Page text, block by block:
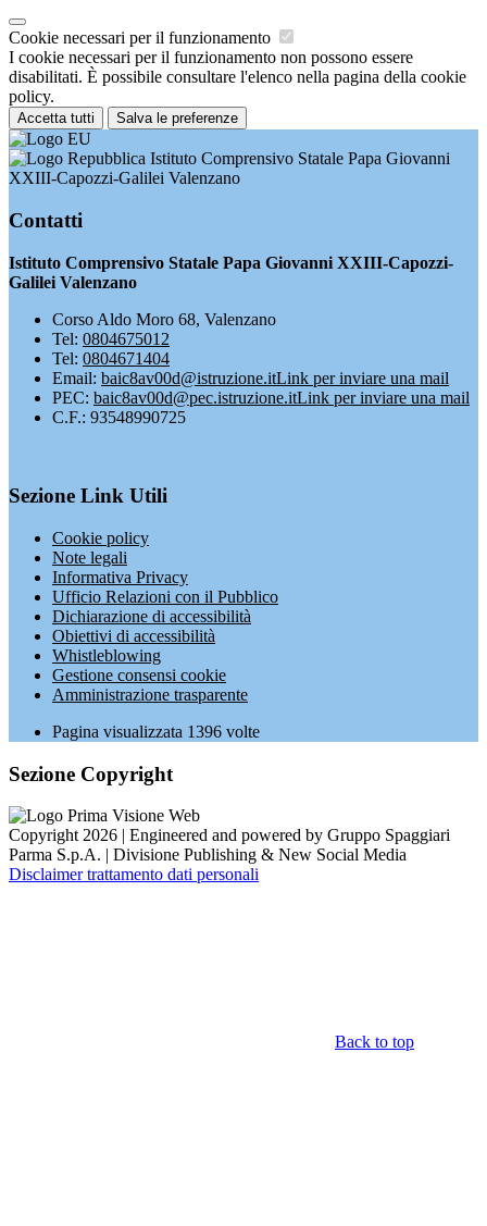
Cookie necessari per il funzionamento
I cookie necessari per il funzionamento non possono essere
disabilitati. È possibile consultare l'elenco nella pagina della cookie
policy.
Accetta tutti Salva le preferenze
Istituto Comprensivo Statale Papa Giovanni
XXIII-Capozzi-Galilei Valenzano
Contatti
Istituto Comprensivo Statale Papa Giovanni XXIII-Capozzi-
Galilei Valenzano
Corso Aldo Moro 68, Valenzano
Tel: 0804675012
Tel: 0804671404
Email: baic8av00d@istruzione.itLink per inviare una mail
PEC: baic8av00d@pec.istruzione.itLink per inviare una mail
C.F.: 93548990725
Sezione Link Utili
Cookie policy
Note legali
Informativa Privacy
Ufficio Relazioni con il Pubblico
Dichiarazione di accessibilità
Obiettivi di accessibilità
Whistleblowing
Gestione consensi cookie
Amministrazione trasparente
Pagina visualizzata 1396 volte
Sezione Copyright
Copyright 2026 | Engineered and powered by Gruppo Spaggiari
Parma S.p.A. | Divisione Publishing & New Social Media
Disclaimer trattamento dati personali
Back to top